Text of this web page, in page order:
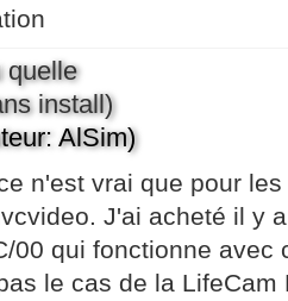
quelle
install)
AlSim)
n'est vrai que pour
J'ai acheté il y
00 qui fonctionne avec
le cas de la LifeCam